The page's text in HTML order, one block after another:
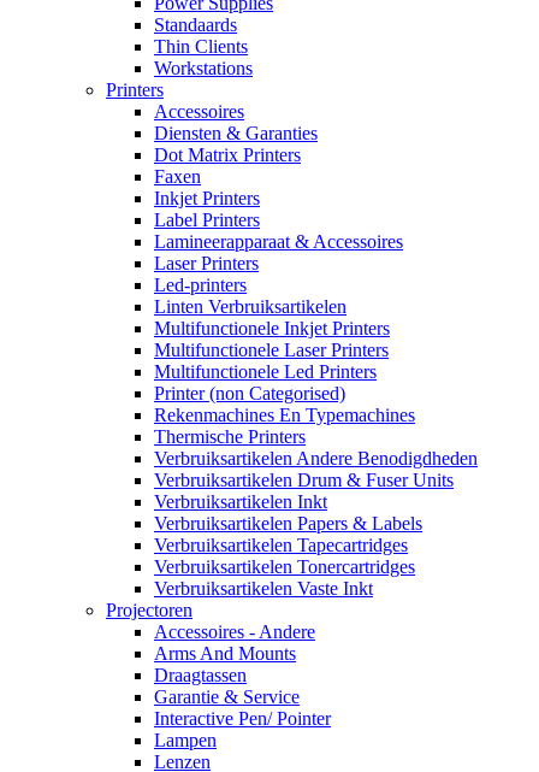
Standaards
Thin Clients
Workstations
Printers
Accessoires
Diensten & Garanties
Dot Matrix Printers
Faxen
Inkjet Printers
Label Printers
Lamineerapparaat & Accessoires
Laser Printers
Led-printers
Linten Verbruiksartikelen
Multifunctionele Inkjet Printers
Multifunctionele Laser Printers
Multifunctionele Led Printers
Printer (non Categorised)
Rekenmachines En Typemachines
Thermische Printers
Verbruiksartikelen Andere Benodigdheden
Verbruiksartikelen Drum & Fuser Units
Verbruiksartikelen Inkt
Verbruiksartikelen Papers & Labels
Verbruiksartikelen Tapecartridges
Verbruiksartikelen Tonercartridges
Verbruiksartikelen Vaste Inkt
Projectoren
Accessoires - Andere
Arms And Mounts
Draagtassen
Garantie & Service
Interactive Pen/ Pointer
Lampen
Lenzen